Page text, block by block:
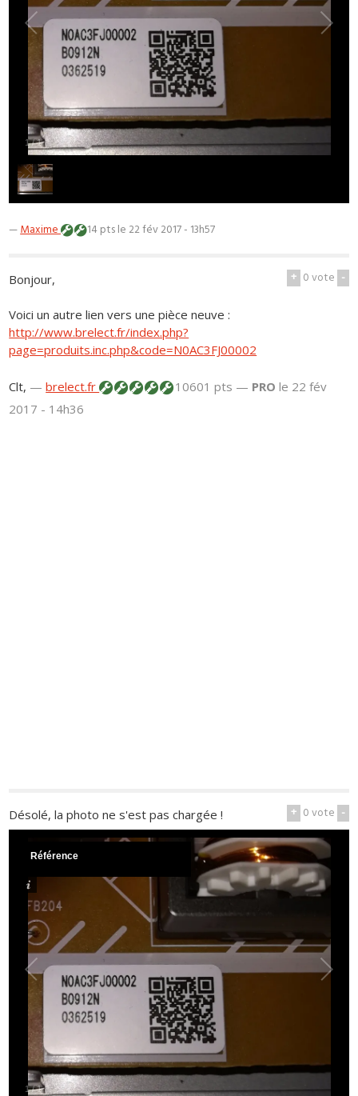
1/1
—Maxime 14 ptsle 22 fév 2017 - 13h57
+ 0vote -
Bonjour,
Voici un autre lien vers une pièce neuve :
http://www.brelect.fr/index.php?
page=produits.inc.php&code=N0AC3FJ00002
Clt, —brelect.fr 10601 pts — PRO le 22 fév
2017 - 14h36
+ 0vote -
Désolé, la photo ne s'est pas chargée !
1/1
Référence